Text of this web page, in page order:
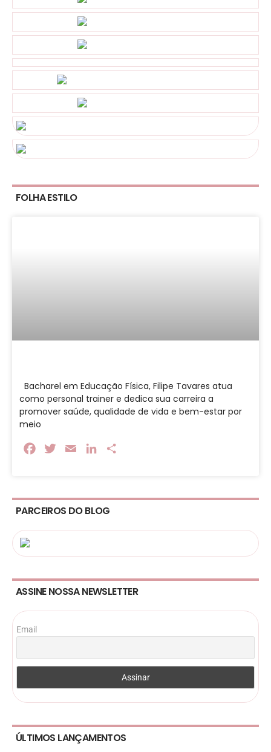
FOLHA ESTILO
Bacharel em Educação Física, Filipe Tavares atua
como personal trainer e dedica sua carreira a
promover saúde, qualidade de vida e bem-estar por
meio
FacebookTwitterEmail LinkedIn
PARCEIROS DO BLOG
ASSINE NOSSA NEWSLETTER
Email
ÚLTIMOS LANÇAMENTOS